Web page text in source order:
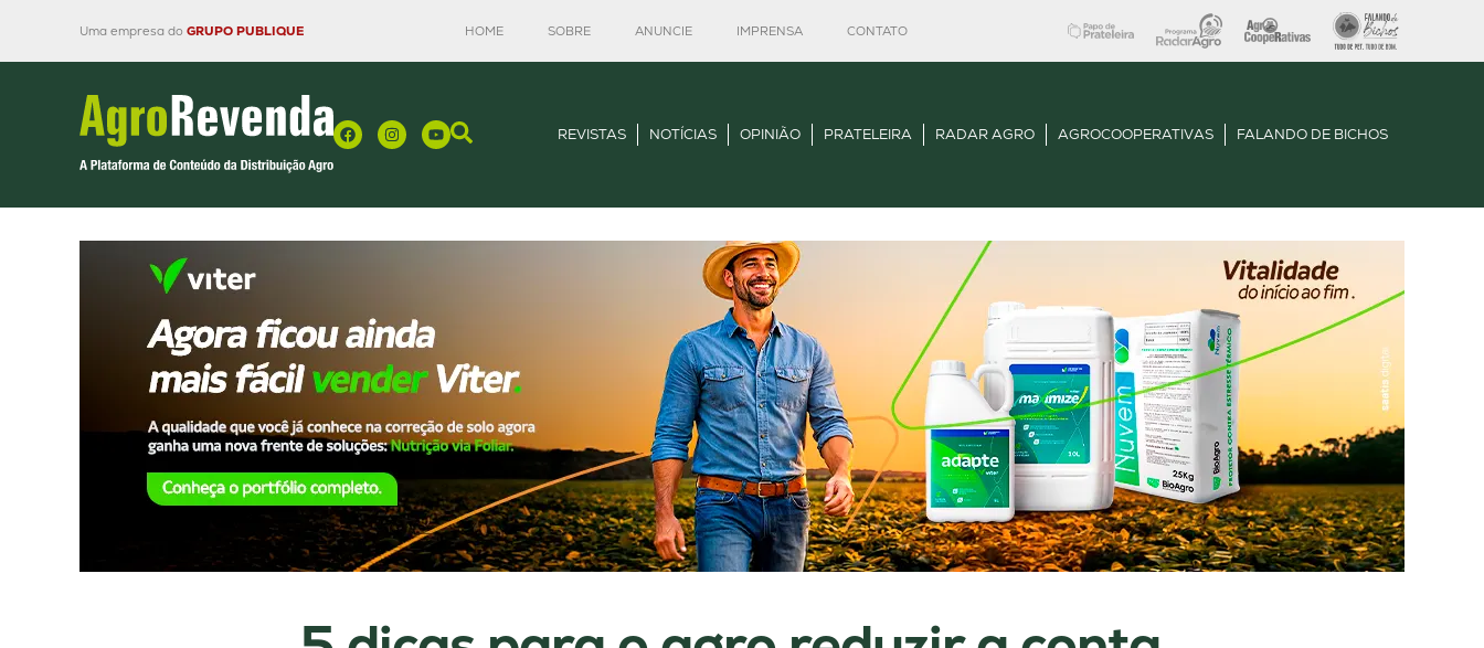
Uma empresa do GRUPO PUBLIQUE HOME SOBRE ANUNCIE IMPRENSA CONTATO
REVISTAS NOTÍCIAS OPINIÃO PRATELEIRA RADAR AGRO AGROCOOPERATIVAS FALANDO DE BICHOS